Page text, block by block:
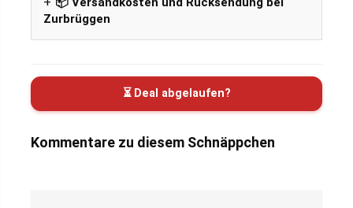
Zurbrüggen
⏳ Deal abgelaufen?
Kommentare zu diesem Schnäppchen